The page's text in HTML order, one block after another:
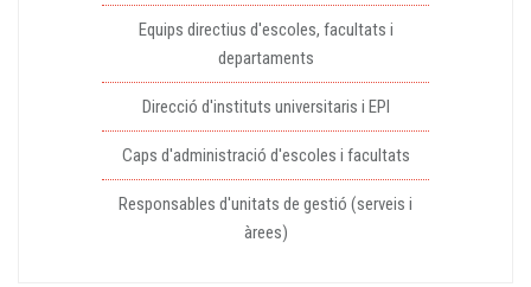
Equips directius d'escoles, facultats i
departaments
Direcció d'instituts universitaris i EPI
Caps d'administració d'escoles i facultats
Responsables d'unitats de gestió (serveis i
àrees)